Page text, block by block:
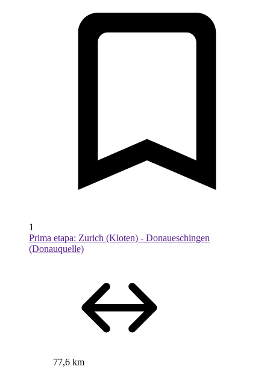
1
Prima etapa: Zurich (Kloten) - Donaueschingen
(Donauquelle)
77,6 km